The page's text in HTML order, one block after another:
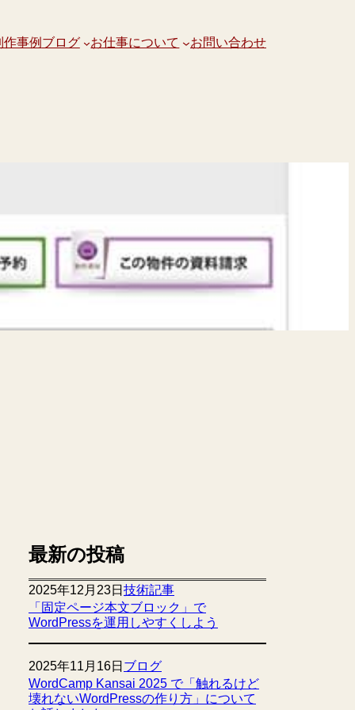
作事例 ブログ お仕事について お問い合わせ
最新の投稿
2025年12月23日 技術記事
「固定ページ本文ブロック」で
WordPressを運用しやすくしよう
2025年11月16日 ブログ
WordCamp Kansai 2025 で「触れるけど
壊れないWordPressの作り方」について